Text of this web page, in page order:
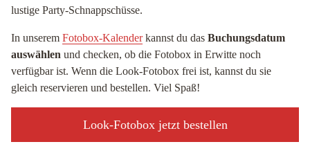
lustige Party-Schnappschüsse.
In unserem Fotobox-Kalenderkannst du das Buchungsdatum
auswählen und checken, ob die Fotobox in Erwitte noch
verfügbar ist. Wenn die Look-Fotobox frei ist, kannst du sie
gleich reservieren und bestellen. Viel Spaß!
Look-Fotobox jetzt bestellen